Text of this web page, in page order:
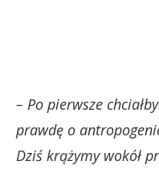
– Po pierwsze
prawdę o
Dziś krążymy wokół